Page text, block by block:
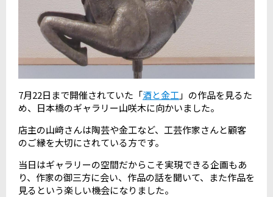
7月22日まで開催されていた「酒と金工 」の作品を見るた
め、日本橋のギャラリー山咲木に向かいました。
店主の山﨑さんは陶芸や金工など、工芸作家さんと顧客
のご縁を大切にされている方です。
当日はギャラリーの空間だからこそ実現できる企画もあ
り、作家の御三方に会い、作品の話を聞いて、また作品を
見るという楽しい機会になりました。